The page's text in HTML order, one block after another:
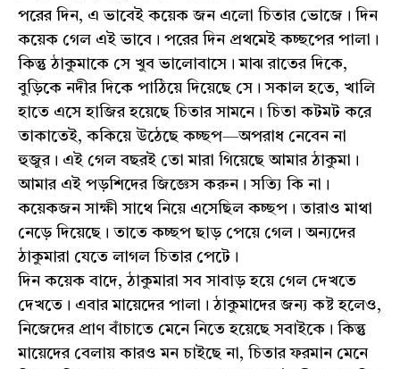
পরের দিন, এ ভাবেই কয়েক জন এলো চিতার ভোজে। দিন
কয়েক গেল এই ভাবে। পরের দিন প্রথমেই কচ্ছপের পালা।
কিন্তু ঠাকুমাকে সে খুব ভালোবাসে। মাঝ রাতের দিকে,
বুড়িকে নদীর দিকে পাঠিয়ে দিয়েছে সে। সকাল হতে, খালি
হাতে এসে হাজির হয়েছে চিতার সামনে। চিতা কটমট করে
তাকাতেই, ককিয়ে উঠেছে কচ্ছপ—অপরাধ নেবেন না
হুজুর। এই গেল বছরই তো মারা গিয়েছে আমার ঠাকুমা।
আমার এই পড়শিদের জিজ্ঞেস করুন। সত্যি কি না।
কয়েকজন সাক্ষী সাথে নিয়ে এসেছিল কচ্ছপ। তারাও মাথা
নেড়ে দিয়েছে। তাতে কচ্ছপ ছাড় পেয়ে গেল। অন্যদের
ঠাকুমারা যেতে লাগল চিতার পেটে।
দিন কয়েক বাদে, ঠাকুমারা সব সাবাড় হয়ে গেল দেখতে
দেখতে। এবার মায়েদের পালা। ঠাকুমাদের জন্য কষ্ট হলেও,
নিজেদের প্রাণ বাঁচাতে মেনে নিতে হয়েছে সবাইকে। কিন্তু
মায়েদের বেলায় কারও মন চাইছে না, চিতার ফরমান মেনে